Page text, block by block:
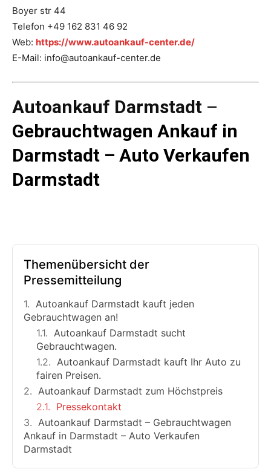
Boyer str 44
Telefon +49 162 831 46 92
Web: https://www.autoankauf-center.de/
E-Mail: info@autoankauf-center.de
Autoankauf Darmstadt –
Gebrauchtwagen Ankauf in
Darmstadt – Auto Verkaufen
Darmstadt
Themenübersicht der
Pressemitteilung
Autoankauf Darmstadt kauft jeden
Gebrauchtwagen an!
Autoankauf Darmstadt sucht
Gebrauchtwagen.
Autoankauf Darmstadt kauft Ihr Auto zu
fairen Preisen.
Autoankauf Darmstadt zum Höchstpreis‎
Pressekontakt
Autoankauf Darmstadt – Gebrauchtwagen
Ankauf in Darmstadt – Auto Verkaufen
Darmstadt